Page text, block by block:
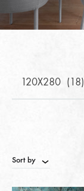
120X280 (18)
Sort by